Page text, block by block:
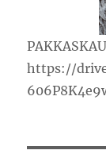
https://